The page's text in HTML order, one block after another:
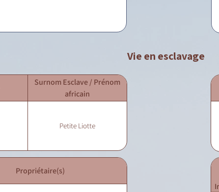
Vie en esclavage
Surnom Esclave / Prénom
africain
Petite Liotte
Propriétaire(s)